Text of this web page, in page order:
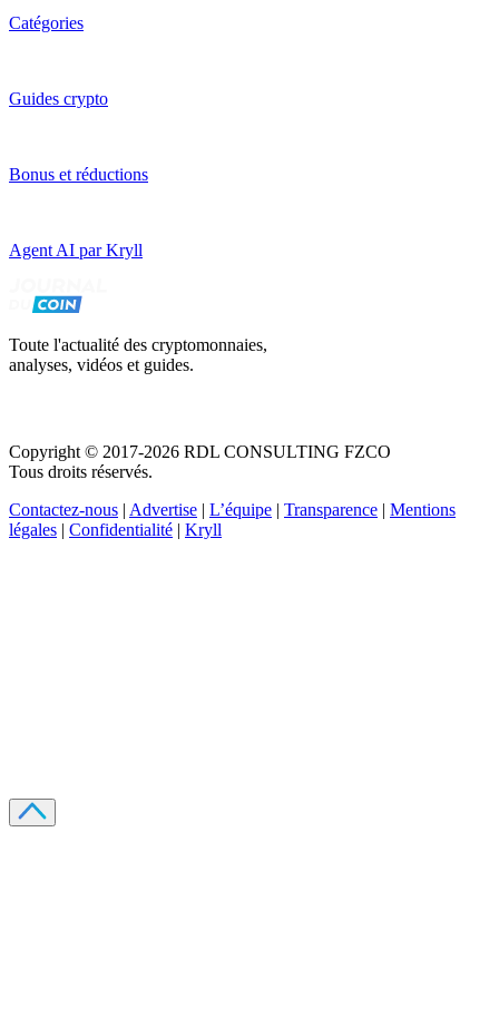
Catégories
Guides crypto
Bonus et réductions
Agent AI par Kryll
Toute l'actualité des cryptomonnaies,
analyses, vidéos et guides.
Copyright © 2017-2026 RDL CONSULTING FZCO
Tous droits réservés.
Contactez-nous | Advertise | L’équipe | Transparence | Mentions
légales | Confidentialité | Kryll